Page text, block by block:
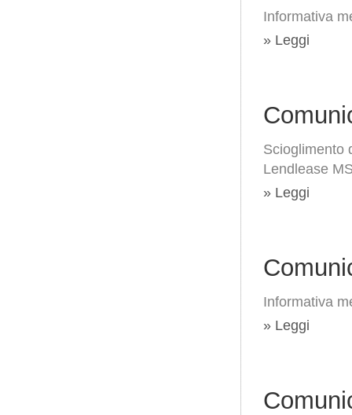
Informativa
» Leggi
Scioglimento
Lendlease
» Leggi
Informativa
» Leggi